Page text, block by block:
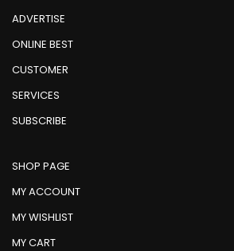
ADVERTISE
ONLINE BEST
CUSTOMER
SERVICES
SUBSCRIBE
SHOP PAGE
MY ACCOUNT
MY WISHLIST
MY CART